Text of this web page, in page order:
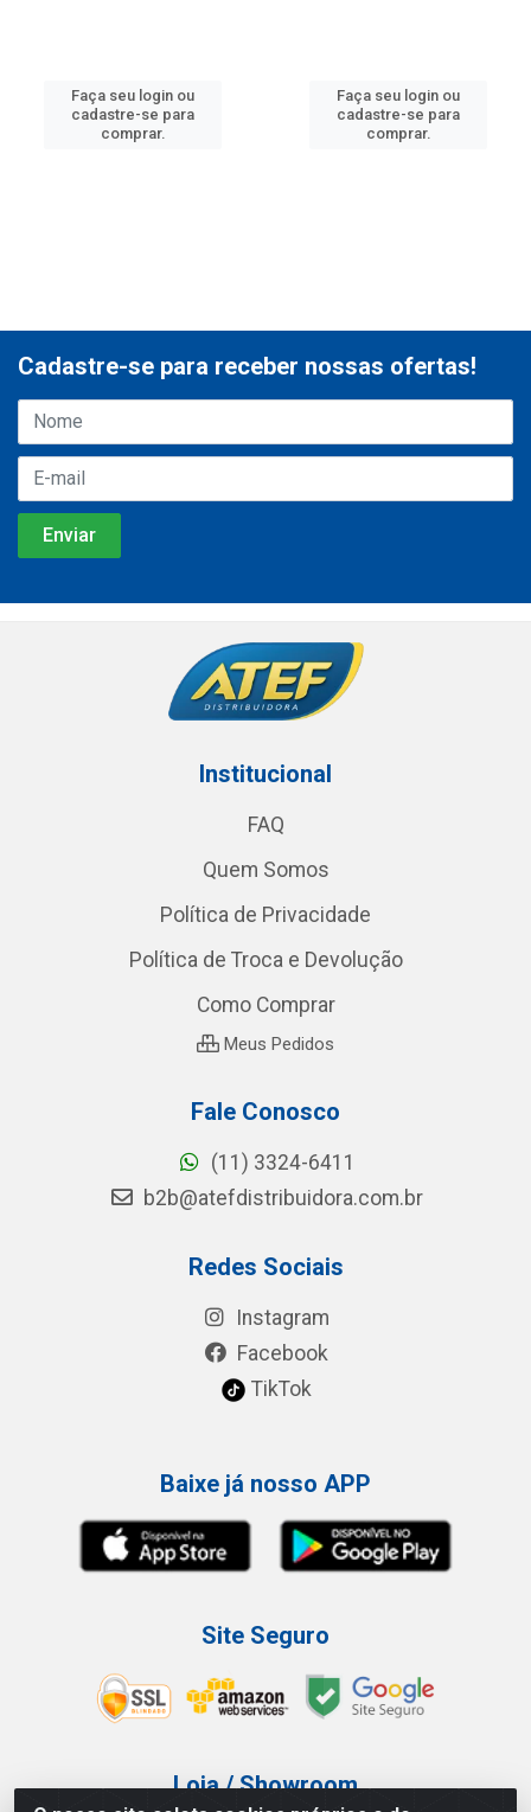
Faça seu login ou
cadastre-se para
comprar.
Faça seu login ou
cadastre-se para
comprar.
Cadastre-se para receber nossas ofertas!
Institucional
FAQ
Quem Somos
Política de Privacidade
Política de Troca e Devolução
Como Comprar
Meus Pedidos
Fale Conosco
(11) 3324-6411
b2b@atefdistribuidora.com.br
Redes Sociais
Instagram
Facebook
TikTok
Baixe já nosso APP
Site Seguro
Loja / Showroom